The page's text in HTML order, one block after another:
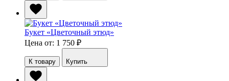
Букет «Цветочный этюд»
Цена от: 1 750 ₽
К товару Купить